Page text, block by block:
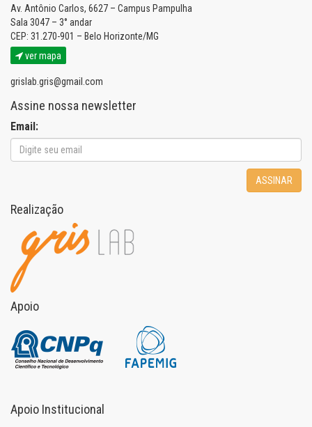
Av. Antônio Carlos, 6627 – Campus Pampulha
Sala 3047 – 3° andar
CEP: 31.270-901 – Belo Horizonte/MG
ver mapa
grislab.gris@gmail.com
Assine nossa newsletter
Email:
ASSINAR
Realização
Apoio
Apoio Institucional